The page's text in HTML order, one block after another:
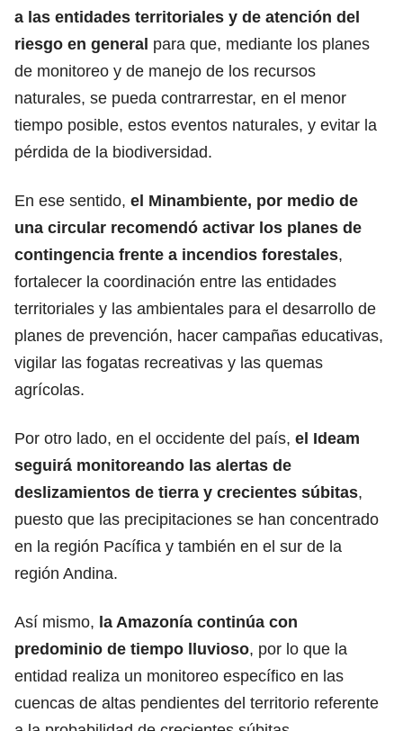
a las entidades territoriales y de atención del
riesgo en general para que, mediante los planes
de monitoreo y de manejo de los recursos
naturales, se pueda contrarrestar, en el menor
tiempo posible, estos eventos naturales, y evitar la
pérdida de la biodiversidad.
En ese sentido, el Minambiente, por medio de
una circular recomendó activar los planes de
contingencia frente a incendios forestales,
fortalecer la coordinación entre las entidades
territoriales y las ambientales para el desarrollo de
planes de prevención, hacer campañas educativas,
vigilar las fogatas recreativas y las quemas
agrícolas.
Por otro lado, en el occidente del país, el Ideam
seguirá monitoreando las alertas de
deslizamientos de tierra y crecientes súbitas,
puesto que las precipitaciones se han concentrado
en la región Pacífica y también en el sur de la
región Andina.
Así mismo, la Amazonía continúa con
predominio de tiempo lluvioso, por lo que la
entidad realiza un monitoreo específico en las
cuencas de altas pendientes del territorio referente